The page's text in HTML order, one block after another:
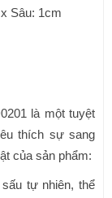
Sâu: 1cm
là một tuyệt
thích sự sang
của sản phẩm:
tự nhiên, thể